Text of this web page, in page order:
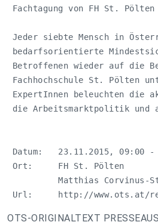
Fachtagung von FH St. Pölten
Jeder siebte Mensch in
bedarfsorientierte
Betroffenen wieder auf die
Fachhochschule St. Pölten
ExpertInnen beleuchten die
die Arbeitsmarktpolitik und
Datum:   23.11.2015, 09:00 -
Ort:     FH St. Pölten
Matthias Corvinus-
Url:     http://www.ots.at/
OTS-ORIGINALTEXT